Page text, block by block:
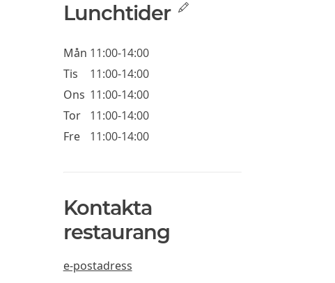
Lunchtider
Mån 11:00-14:00
Tis
11:00-14:00
Ons 11:00-14:00
Tor
11:00-14:00
Fre
11:00-14:00
Kontakta
restaurang
e-postadress